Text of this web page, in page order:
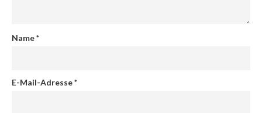
Name*
E-Mail-Adresse*